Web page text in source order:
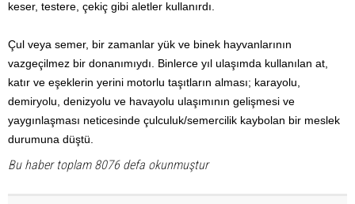
keser, testere, çekiç gibi aletler kullanırdı.
Çul veya semer, bir zamanlar yük ve binek hayvanlarının
vazgeçilmez bir donanımıydı. Binlerce yıl ulaşımda kullanılan at,
katır ve eşeklerin yerini motorlu taşıtların alması; karayolu,
demiryolu, denizyolu ve havayolu ulaşımının gelişmesi ve
yaygınlaşması neticesinde çulculuk/semercilik kaybolan bir meslek
durumuna düştü.
Bu haber toplam 8076 defa okunmuştur